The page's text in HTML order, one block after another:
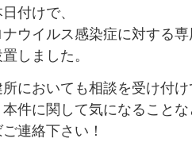
付けで、
ナウイルス感染症に対する
しました。
においても相談を受け付
件に関して気になることな
連絡下さい！